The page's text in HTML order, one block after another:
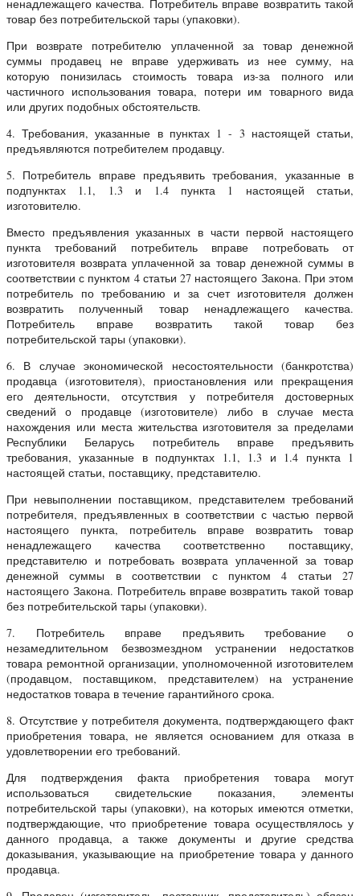
ненадлежащего качества. Потребитель вправе возвратить такой
товар без потребительской тары (упаковки).
При возврате потребителю уплаченной за товар денежной
суммы продавец не вправе удерживать из нее сумму, на
которую понизилась стоимость товара из-за полного или
частичного использования товара, потери им товарного вида
или других подобных обстоятельств.
4. Требования, указанные в пунктах 1 - 3 настоящей статьи,
предъявляются потребителем продавцу.
5. Потребитель вправе предъявить требования, указанные в
подпунктах 1.1, 1.3 и 1.4 пункта 1 настоящей статьи,
изготовителю.
Вместо предъявления указанных в части первой настоящего
пункта требований потребитель вправе потребовать от
изготовителя возврата уплаченной за товар денежной суммы в
соответствии с пунктом 4 статьи 27 настоящего Закона. При этом
потребитель по требованию и за счет изготовителя должен
возвратить полученный товар ненадлежащего качества.
Потребитель вправе возвратить такой товар без
потребительской тары (упаковки).
6. В случае экономической несостоятельности (банкротства)
продавца (изготовителя), приостановления или прекращения
его деятельности, отсутствия у потребителя достоверных
сведений о продавце (изготовителе) либо в случае места
нахождения или места жительства изготовителя за пределами
Республики Беларусь потребитель вправе предъявить
требования, указанные в подпунктах 1.1, 1.3 и 1.4 пункта 1
настоящей статьи, поставщику, представителю.
При невыполнении поставщиком, представителем требований
потребителя, предъявленных в соответствии с частью первой
настоящего пункта, потребитель вправе возвратить товар
ненадлежащего качества соответственно поставщику,
представителю и потребовать возврата уплаченной за товар
денежной суммы в соответствии с пунктом 4 статьи 27
настоящего Закона. Потребитель вправе возвратить такой товар
без потребительской тары (упаковки).
7. Потребитель вправе предъявить требование о
незамедлительном безвозмездном устранении недостатков
товара ремонтной организации, уполномоченной изготовителем
(продавцом, поставщиком, представителем) на устранение
недостатков товара в течение гарантийного срока.
8. Отсутствие у потребителя документа, подтверждающего факт
приобретения товара, не является основанием для отказа в
удовлетворении его требований.
Для подтверждения факта приобретения товара могут
использоваться свидетельские показания, элементы
потребительской тары (упаковки), на которых имеются отметки,
подтверждающие, что приобретение товара осуществлялось у
данного продавца, а также документы и другие средства
доказывания, указывающие на приобретение товара у данного
продавца.